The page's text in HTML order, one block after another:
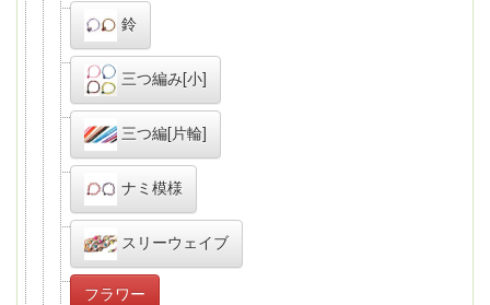
鈴
三つ編み[小]
三つ編[片輪]
ナミ模様
スリーウェイブ
フラワー